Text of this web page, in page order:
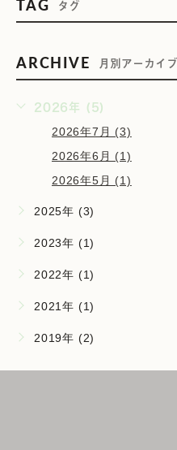
TAG タグ
ARCHIVE 月別アーカイブ
2026年 (5)
2026年7月 (3)
2026年6月 (1)
2026年5月 (1)
2025年 (3)
2023年 (1)
2022年 (1)
2021年 (1)
2019年 (2)